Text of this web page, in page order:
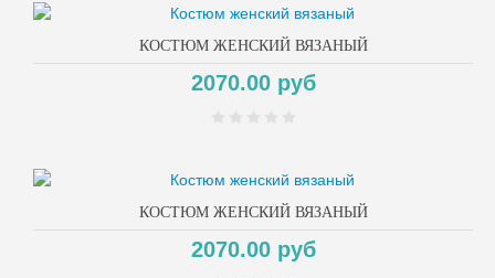
КОСТЮМ ЖЕНСКИЙ ВЯЗАНЫЙ
2070.00 руб
КОСТЮМ ЖЕНСКИЙ ВЯЗАНЫЙ
2070.00 руб